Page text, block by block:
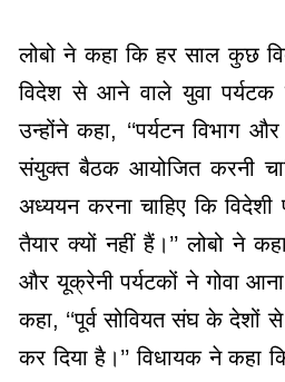
लोबो ने कहा कि हर साल कुछ
विदेश से आने वाले युवा पर्यटक
उन्होंने कहा, ‘‘पर्यटन विभाग
संयुक्त बैठक आयोजित करनी
अध्ययन करना चाहिए कि
तैयार क्यों नहीं हैं।’’ लोबो ने
और यूक्रेनी पर्यटकों ने गोवा
कहा, ‘‘पूर्व सोवियत संघ के देशों
कर दिया है।’’ विधायक ने कहा